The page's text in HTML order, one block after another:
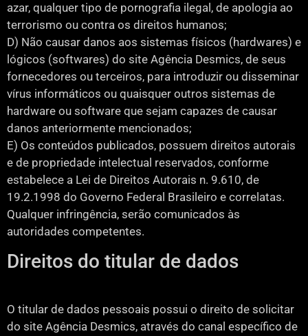
azar, qualquer tipo de pornografia ilegal, de apologia ao
terrorismo ou contra os direitos humanos;
D) Não causar danos aos sistemas físicos (hardwares) e
lógicos (softwares) do site Agência Desmics, de seus
fornecedores ou terceiros, para introduzir ou disseminar
vírus informáticos ou quaisquer outros sistemas de
hardware ou software que sejam capazes de causar
danos anteriormente mencionados;
E) Os conteúdos publicados, possuem direitos autorais
e de propriedade intelectual reservados, conforme
estabelece a Lei de Direitos Autorais n. 9.610, de
19.2.1998 do Governo Federal Brasileiro e correlatas.
Qualquer infringência, serão comunicados às
autoridades competentes.
Direitos do titular de dados
O titular de dados pessoais possui o direito de solicitar
do site Agência Desmics, através do canal específico de